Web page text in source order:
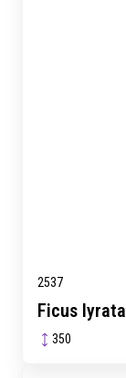
2537
Ficus lyrata
350